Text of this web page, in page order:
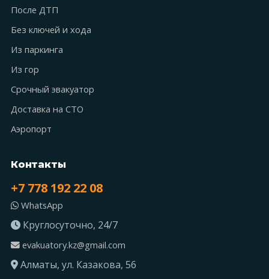
После ДТП
Без ключей и хода
Из паркинга
Из гор
Срочный эвакуатор
Доставка на СТО
Аэропорт
Контакты
+7 778 192 22 08
WhatsApp
Круглосуточно, 24/7
evakuatory.kz@gmail.com
Алматы, ул. Казакова, 56